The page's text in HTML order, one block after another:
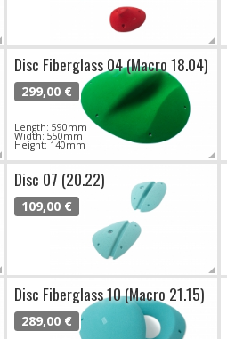
Disc Fiberglass 04 (Macro 18.04)
299,00 €
Length: 590mm
Width: 550mm
Height: 140mm
Disc 07 (20.22)
109,00 €
Disc Fiberglass 10 (Macro 21.15)
289,00 €